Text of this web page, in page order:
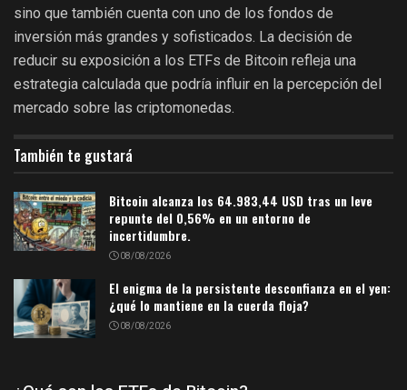
sino que también cuenta con uno de los fondos de
inversión más grandes y sofisticados. La decisión de
reducir su exposición a los ETFs de Bitcoin refleja una
estrategia calculada que podría influir en la percepción del
mercado sobre las criptomonedas.
También te gustará
Bitcoin alcanza los 64.983,44 USD tras un leve
repunte del 0,56% en un entorno de
incertidumbre.
08/08/2026
El enigma de la persistente desconfianza en el yen:
¿qué lo mantiene en la cuerda floja?
08/08/2026